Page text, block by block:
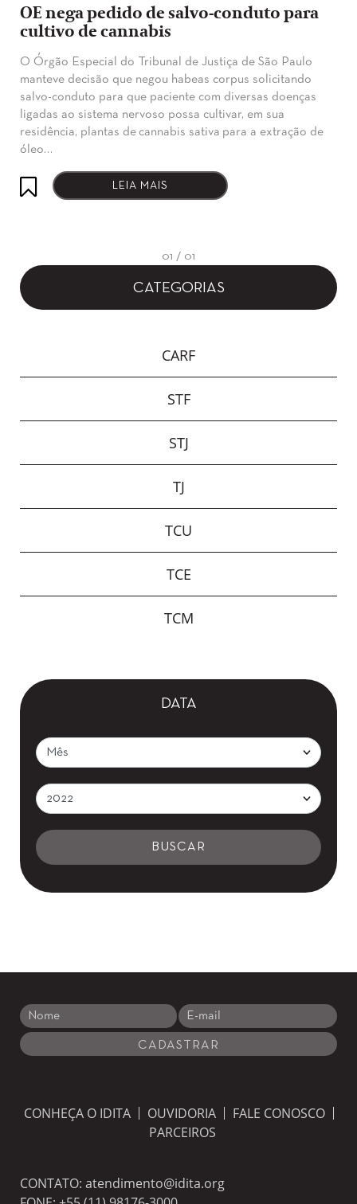
OE nega pedido de salvo-conduto para
cultivo de cannabis
O Órgão Especial do Tribunal de Justiça de São Paulo
manteve decisão que negou habeas corpus solicitando
salvo-conduto para que paciente com diversas doenças
ligadas ao sistema nervoso possa cultivar, em sua
residência, plantas de cannabis sativa para a extração de
óleo…
LEIA MAIS
01 / 01
CATEGORIAS
CARF
STF
STJ
TJ
TCU
TCE
TCM
DATA
CONHEÇA O IDITA OUVIDORIA
FALE CONOSCO
PARCEIROS
CONTATO: atendimento@idita.org